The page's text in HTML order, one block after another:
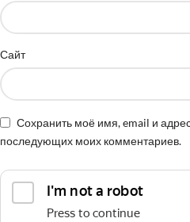
Сайт
Сохранить моё имя, email и
последующих моих комментариев.